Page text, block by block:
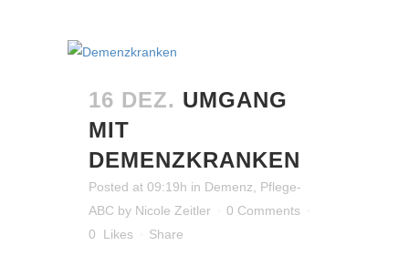
16 DEZ. UMGANG
MIT
DEMENZKRANKEN
Posted at 09:19h in Demenz
Pflege-
ABC by Nicole Zeitler
0 Comments
0
Likes Share